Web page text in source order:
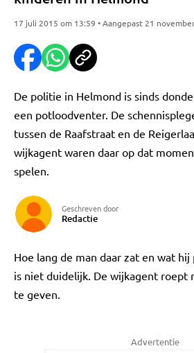
17 juli 2015 om 13:59 • Aangepast 21
De politie in Helmond is sinds
een potloodventer. De
tussen de Raafstraat en de
wijkagent waren daar op dat
spelen.
Geschreven door
Redactie
Hoe lang de man daar zat en wat
is niet duidelijk. De wijkagent roept
te geven.
Advertentie